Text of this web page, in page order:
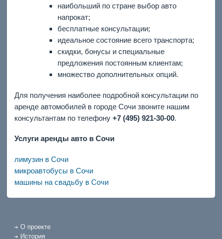
наибольший по стране выбор авто
напрокат;
бесплатные консультации;
идеальное состояние всего транспорта;
скидки, бонусы и специальные
предложения постоянным клиентам;
множество дополнительных опций.
Для получения наиболее подробной консультации по
аренде автомобилей в городе Сочи звоните нашим
консультантам по телефону +7 (495) 921-30-00.
Услуги аренды авто в Сочи
лимузин в Сочи
микроавтобусы в Сочи
машины на свадьбу в Сочи
О проекте
История